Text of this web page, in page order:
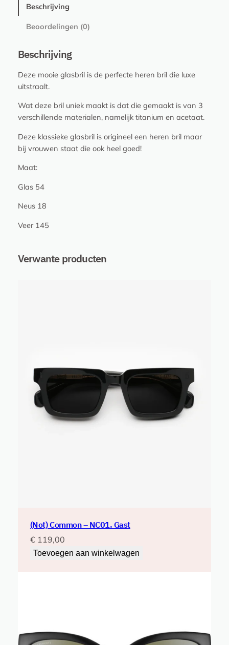
–
1
J
o
n
D
a
l
a
a
n
a
Beschrijving
Beoordelingen (0)
Beschrijving
Deze mooie glasbril is de perfecte heren bril die luxe
uitstraalt.
Wat deze bril uniek maakt is dat die gemaakt is van 3
verschillende materialen, namelijk titanium en acetaat.
Deze klassieke glasbril is origineel een heren bril maar
bij vrouwen staat die ook heel goed!
Maat:
Glas 54
Neus 18
Veer 145
Verwante producten
(Not) Common – NC01. Gast
€119,00
Toevoegen aan winkelwagen